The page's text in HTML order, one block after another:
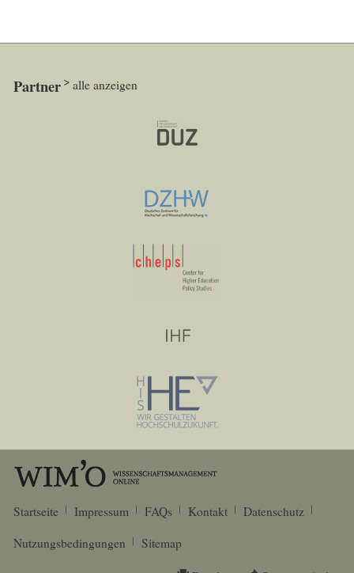
Partner alle anzeigen
Startseite Impressum FAQs Kontakt
Datenschutz
Nutzungsbedingungen
Sitemap